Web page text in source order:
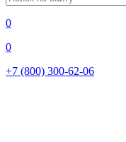
0
0
+7 (800) 300-62-06